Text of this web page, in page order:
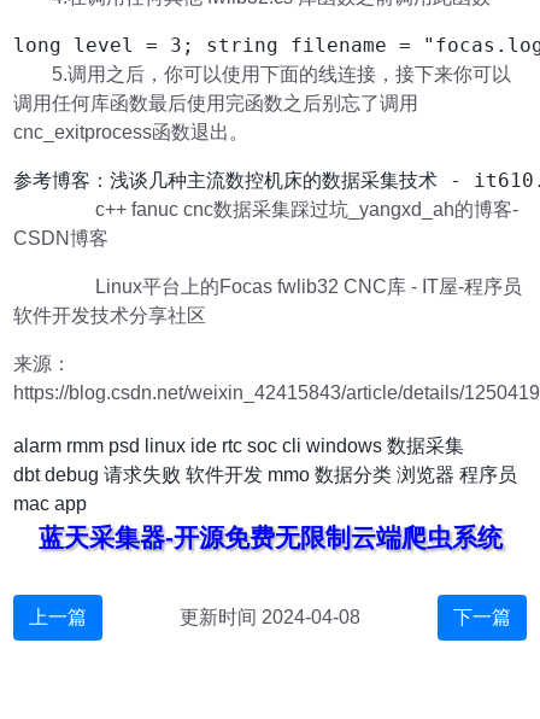
5.调用之后，你可以使用下面的线连接，接下来你可以
调用任何库函数最后使用完函数之后别忘了调用
cnc_exitprocess函数退出。
参考博客：浅谈几种主流数控机床的数据采集技术 -
c++ fanuc cnc数据采集踩过坑_yangxd_ah的博客-
CSDN博客
Linux平台上的Focas fwlib32 CNC库 - IT屋-程序员
软件开发技术分享社区
来源：
https://blog.csdn.net/weixin_42415843/article/details/
alarm rmm psd linux ide rtc soc cli windows 数据采集
dbt debug 请求失败 软件开发 mmo 数据分类 浏览器 程序员
mac app
蓝天采集器-开源免费无限制云端爬虫系统
上一篇 更新时间 2024-04-08 下一篇